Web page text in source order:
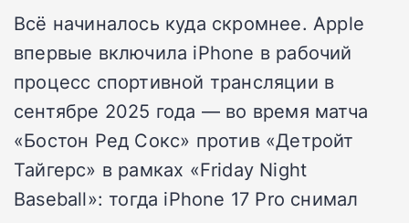
Всё начиналось куда скромнее. Apple
впервые включила iPhone в рабочий
процесс спортивной трансляции в
сентябре 2025 года — во время матча
«Бостон Ред Сокс» против «Детройт
Тайгерс» в рамках «Friday Night
Baseball»: тогда iPhone 17 Pro снимал